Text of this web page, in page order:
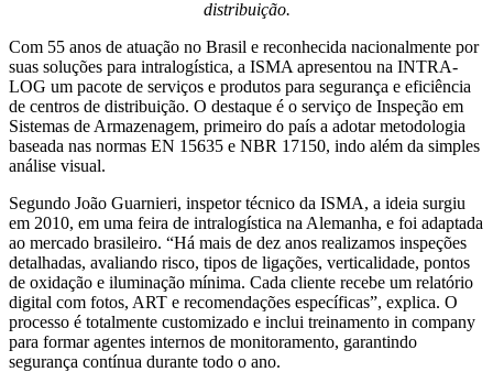
distribuição.
Com 55 anos de atuação no Brasil e reconhecida nacionalmente por
suas soluções para intralogística, a ISMA apresentou na INTRA-
LOG um pacote de serviços e produtos para segurança e eficiência
de centros de distribuição. O destaque é o serviço de Inspeção em
Sistemas de Armazenagem, primeiro do país a adotar metodologia
baseada nas normas EN 15635 e NBR 17150, indo além da simples
análise visual.
Segundo João Guarnieri, inspetor técnico da ISMA, a ideia surgiu
em 2010, em uma feira de intralogística na Alemanha, e foi adaptada
ao mercado brasileiro. “Há mais de dez anos realizamos inspeções
detalhadas, avaliando risco, tipos de ligações, verticalidade, pontos
de oxidação e iluminação mínima. Cada cliente recebe um relatório
digital com fotos, ART e recomendações específicas”, explica. O
processo é totalmente customizado e inclui treinamento in company
para formar agentes internos de monitoramento, garantindo
segurança contínua durante todo o ano.